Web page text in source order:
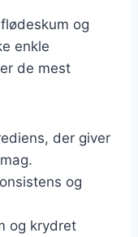
og
enkle
de mest
der giver
og
og krydret